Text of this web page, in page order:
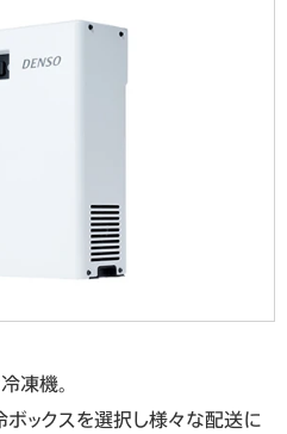
凍機。
ックスを選択し様々な配送に